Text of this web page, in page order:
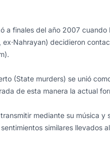
a finales del año 2007 cuando
decidieron
(State murders) se unió
de esta manera la actual
mediante su música y
similares llevados